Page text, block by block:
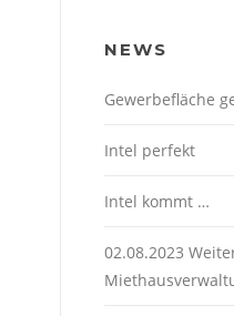
NEWS
Gewerbefläche
Intel perfekt
Intel kommt …
02.08.2023